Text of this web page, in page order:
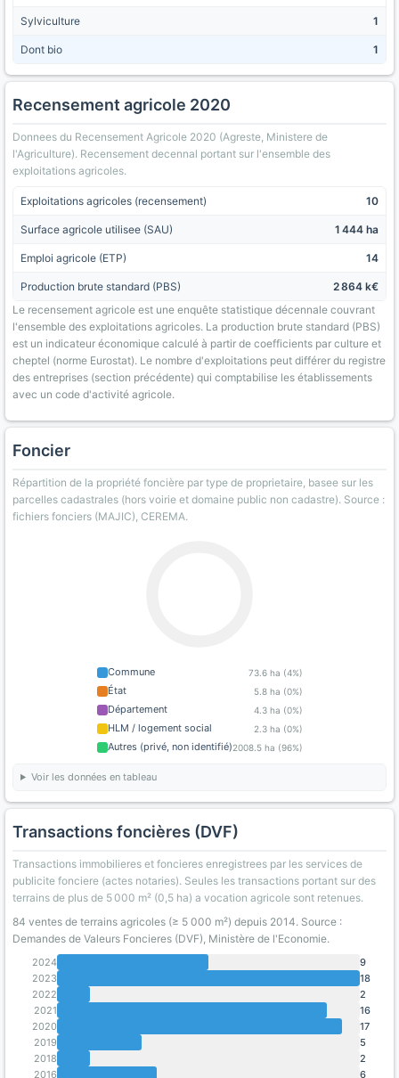
Sylviculture 1
Dont bio 1
Recensement agricole 2020
Donnees du Recensement Agricole 2020 (Agreste, Ministere de
l'Agriculture). Recensement decennal portant sur l'ensemble des
exploitations agricoles.
Exploitations agricoles (recensement) 10
Surface agricole utilisee (SAU) 1 444 ha
Emploi agricole (ETP) 14
Production brute standard (PBS)
2 864 k€
Le recensement agricole est une enquête statistique décennale couvrant
l'ensemble des exploitations agricoles. La production brute standard (PBS)
est un indicateur économique calculé à partir de coefficients par culture et
cheptel (norme Eurostat). Le nombre d'exploitations peut différer du registre
des entreprises (section précédente) qui comptabilise les établissements
avec un code d'activité agricole.
Foncier
Répartition de la propriété foncière par type de proprietaire, basee sur les
parcelles cadastrales (hors voirie et domaine public non cadastre). Source :
fichiers fonciers (MAJIC), CEREMA.
Commune 73.6 ha (4%)
État 5.8 ha (0%)
Département 4.3 ha (0%)
HLM / logement social 2.3 ha (0%)
Autres (privé, non identifié)2008.5 ha (96%)
Voir les données en tableau
Transactions foncières (DVF)
Transactions immobilieres et foncieres enregistrees par les services de
publicite fonciere (actes notaries). Seules les transactions portant sur des
terrains de plus de 5 000 m² (0,5 ha) a vocation agricole sont retenues.
84 ventes de terrains agricoles (≥ 5 000 m²) depuis 2014. Source :
Demandes de Valeurs Foncieres (DVF), Ministère de l'Economie.
2024
9
2023
18
2022
2
2021
16
2020
17
2019
5
2018
2
2016
6